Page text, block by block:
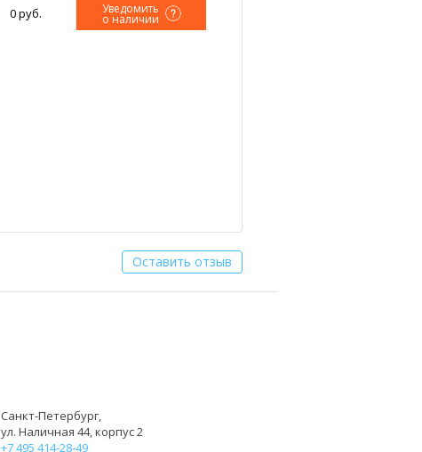
0 руб. Уведомить
о наличии
Оставить отзыв
Санкт-Петербург,
ул. Наличная 44, корпус 2
+7 495 414-28-49